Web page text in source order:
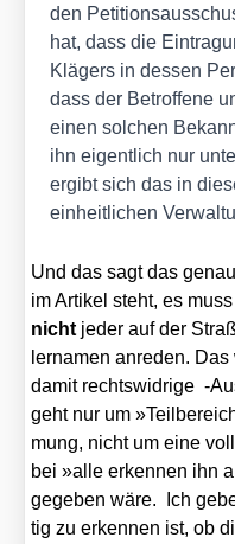
den
hat, dass die
Klä­gers in des­sen
dass der Betrof­fe­ne
einen sol­chen
ihn eigent­lich nur
ergibt sich das in
ein­heit­li­chen
Und das sagt das
im Arti­kel steht, es
nicht jeder auf der
ler­na­men anre­den.
damit rechts­wid­ri­ge
geht nur um
mung, nicht um eine
bei »alle erken­nen ihn
gege­ben wäre. Ich
tig zu erken­nen ist, ob